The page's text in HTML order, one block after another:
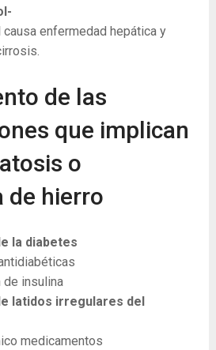
causa enfermedad hepática y
de las
que implican
o
de hierro
la diabetes
de insulina
latidos irregulares del
medicamentos